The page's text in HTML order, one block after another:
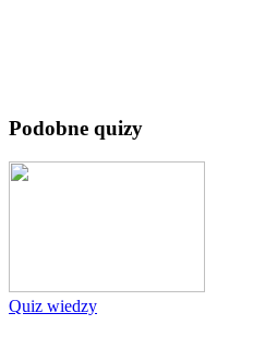
Podobne quizy
Quiz wiedzy